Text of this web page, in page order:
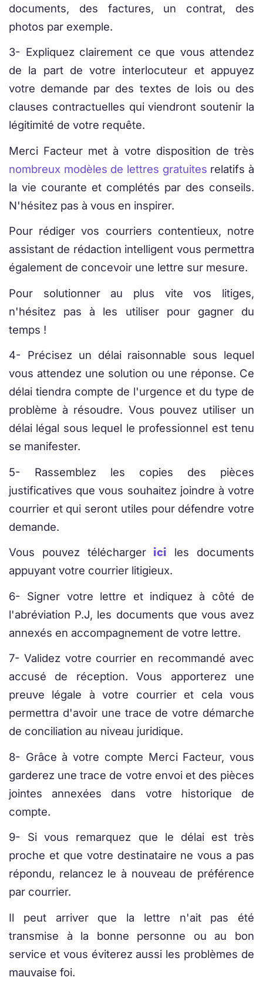
documents, des factures, un contrat, des
photos par exemple.
3- Expliquez clairement ce que vous attendez
de la part de votre interlocuteur et appuyez
votre demande par des textes de lois ou des
clauses contractuelles qui viendront soutenir la
légitimité de votre requête.
Merci Facteur met à votre disposition de très
nombreux modèles de lettres gratuites relatifs à
la vie courante et complétés par des conseils.
N'hésitez pas à vous en inspirer.
Pour rédiger vos courriers contentieux, notre
assistant de rédaction intelligent vous permettra
également de concevoir une lettre sur mesure.
Pour solutionner au plus vite vos litiges,
n'hésitez pas à les utiliser pour gagner du
temps !
4- Précisez un délai raisonnable sous lequel
vous attendez une solution ou une réponse. Ce
délai tiendra compte de l'urgence et du type de
problème à résoudre. Vous pouvez utiliser un
délai légal sous lequel le professionnel est tenu
se manifester.
5- Rassemblez les copies des pièces
justificatives que vous souhaitez joindre à votre
courrier et qui seront utiles pour défendre votre
demande.
Vous pouvez téléchargerici les documents
appuyant votre courrier litigieux.
6- Signer votre lettre et indiquez à côté de
l'abréviation P.J, les documents que vous avez
annexés en accompagnement de votre lettre.
7- Validez votre courrier en recommandé avec
accusé de réception. Vous apporterez une
preuve légale à votre courrier et cela vous
permettra d'avoir une trace de votre démarche
de conciliation au niveau juridique.
8- Grâce à votre compte Merci Facteur, vous
garderez une trace de votre envoi et des pièces
jointes annexées dans votre historique de
compte.
9- Si vous remarquez que le délai est très
proche et que votre destinataire ne vous a pas
répondu, relancez le à nouveau de préférence
par courrier.
Il peut arriver que la lettre n'ait pas été
transmise à la bonne personne ou au bon
service et vous éviterez aussi les problèmes de
mauvaise foi.